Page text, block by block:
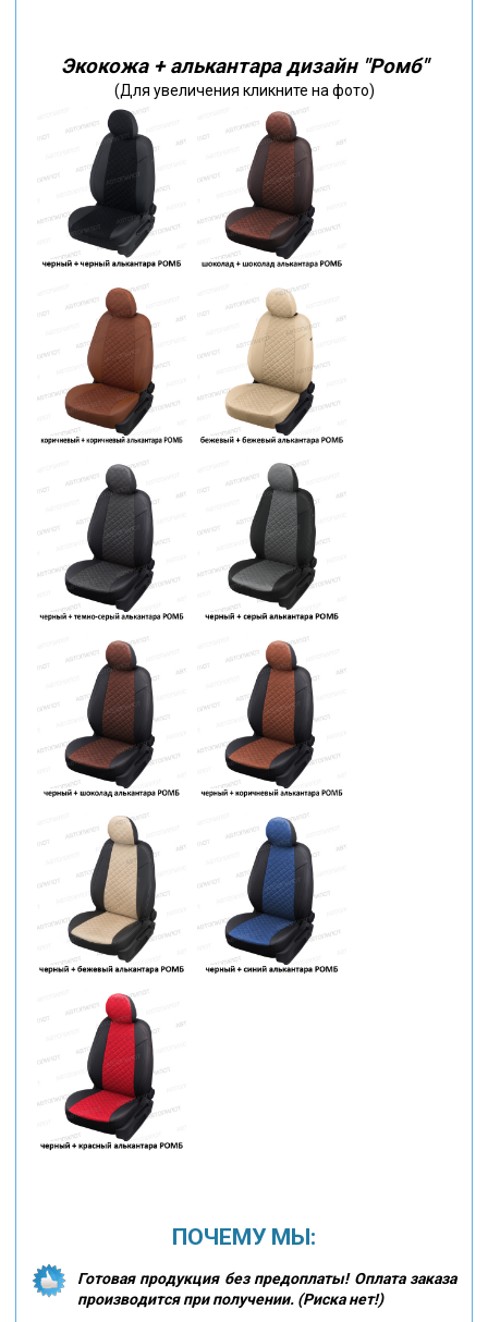
Экокожа + алькантара дизайн "Ромб"
(Для увеличения кликните на фото)
ПОЧЕМУ МЫ:
Готовая продукция без предоплаты! Оплата заказа
производится при получении. (Риска нет!)